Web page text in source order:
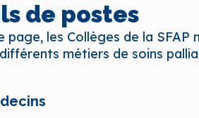
de postes
page, les Collèges de la
métiers de soins